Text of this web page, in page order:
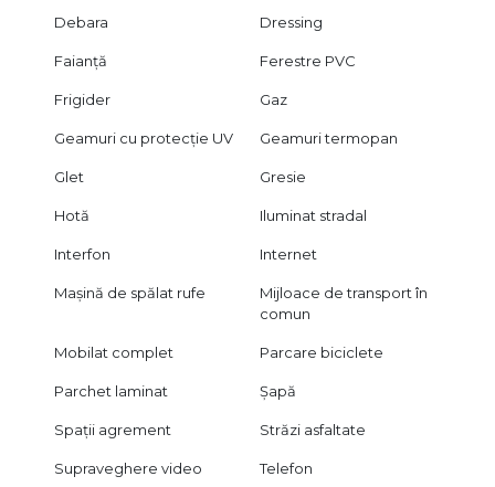
Debara Dressing
Faianță Ferestre PVC
Frigider Gaz
Geamuri cu protecție UV Geamuri termopan
Glet Gresie
Hotă Iluminat stradal
Interfon Internet
Mașină de spălat rufe
Mijloace de transport în
comun
Mobilat complet Parcare biciclete
Parchet laminat Șapă
Spații agrement Străzi asfaltate
Supraveghere video Telefon